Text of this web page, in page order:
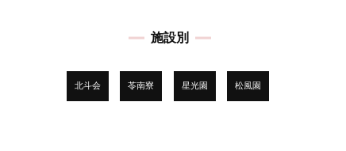
施設別
北斗会 苓南寮 星光園 松風園